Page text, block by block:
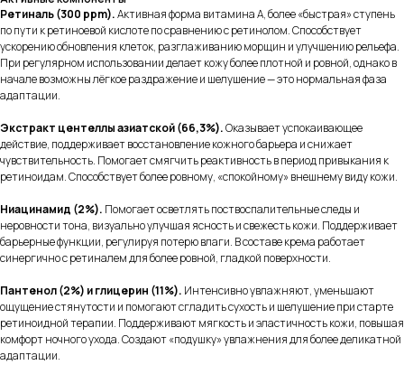
Ретиналь (300 ppm).Активная форма витамина А, более «быстрая» ступень
по пути к ретиноевой кислоте по сравнению с ретинолом. Способствует
ускорению обновления клеток, разглаживанию морщин и улучшению рельефа.
При регулярном использовании делает кожу более плотной и ровной, однако в
начале возможны лёгкое раздражение и шелушение — это нормальная фаза
адаптации.
Экстракт центеллы азиатской (66,3%).Оказывает успокаивающее
действие, поддерживает восстановление кожного барьера и снижает
чувствительность. Помогает смягчить реактивность в период привыкания к
ретиноидам. Способствует более ровному, «спокойному» внешнему виду кожи.
Ниацинамид (2%). Помогает осветлять поствоспалительные следы и
неровности тона, визуально улучшая ясность и свежесть кожи. Поддерживает
барьерные функции, регулируя потерю влаги. В составе крема работает
синергично с ретиналем для более ровной, гладкой поверхности.
Пантенол (2%) и глицерин (11%). Интенсивно увлажняют, уменьшают
ощущение стянутости и помогают сгладить сухость и шелушение при старте
ретиноидной терапии. Поддерживают мягкость и эластичность кожи, повышая
комфорт ночного ухода. Создают «подушку» увлажнения для более деликатной
адаптации.